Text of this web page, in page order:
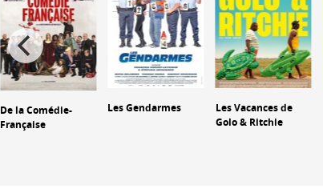
De la Comédie-
Française
Les Gendarmes
Les Vacances de
Golo & Ritchie